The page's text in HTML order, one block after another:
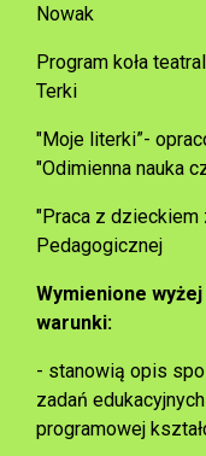
Program koła
Terki
"Moje literki”-
"Odimienna nauka
"Praca z dzieckiem
Wymienione
warunki:
- stanowią opis
zadań
programowej